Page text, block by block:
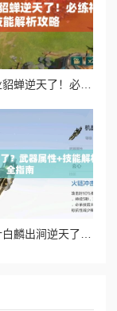
征服与霸业貂蝉逆天了！必练神将技能解析攻略